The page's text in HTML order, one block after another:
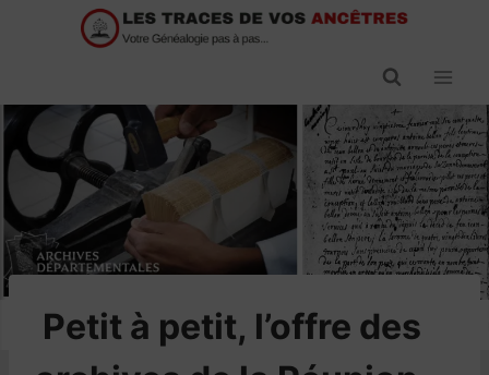
​Petit à petit, l’offre des